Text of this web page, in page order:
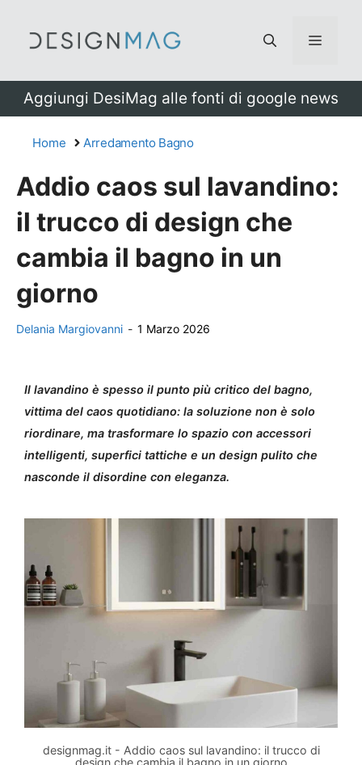
Menu
Aggiungi DesiMag alle fonti di google news
Home Arredamento Bagno
Addio caos sul lavandino:
il trucco di design che
cambia il bagno in un
giorno
Delania Margiovanni - 1 Marzo 2026
Il lavandino è spesso il punto più critico del bagno,
vittima del caos quotidiano: la soluzione non è solo
riordinare, ma trasformare lo spazio con accessori
intelligenti, superfici tattiche e un design pulito che
nasconde il disordine con eleganza.
designmag.it - Addio caos sul lavandino: il trucco di
design che cambia il bagno in un giorno